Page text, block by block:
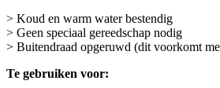
> Koud en warm water bestendig
> Geen speciaal gereedschap nodig
> Buitendraad opgeruwd (dit voorkomt
Te gebruiken voor: